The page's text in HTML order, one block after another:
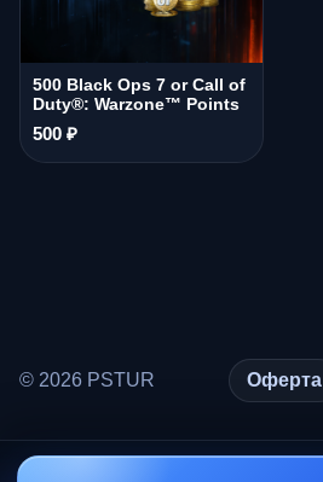
500 Black Ops 7 or Call of
Duty®: Warzone™ Points
500 ₽
© 2026 PSTUR Оферта